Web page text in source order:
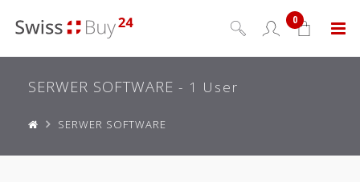
Menu
0
SERWER SOFTWARE - 1 User
SERWER SOFTWARE